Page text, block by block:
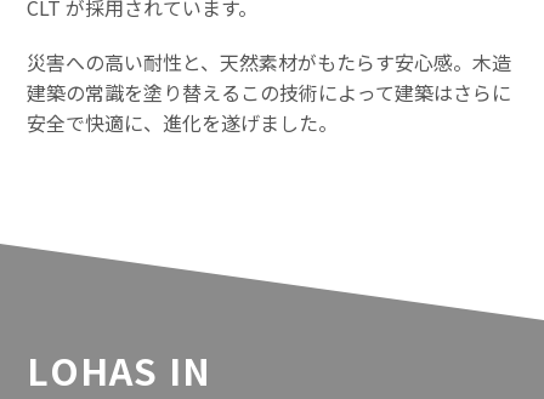
CLT が採用されています。
災害への高い耐性と、天然素材がもたらす安心感。木造
建築の常識を塗り替えるこの技術によって建築はさらに
安全で快適に、進化を遂げました。
LOHAS IN